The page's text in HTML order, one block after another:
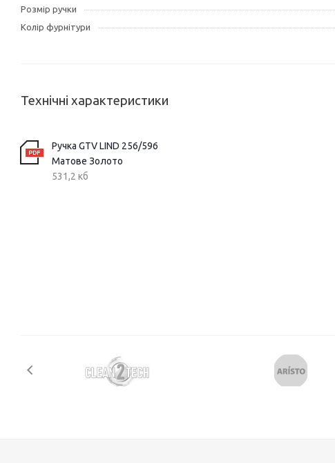
Розмір ручки
Колір фурнітури
Технічні характеристики
Ручка GTV LIND 256/596
Матове Золото
531,2 кб